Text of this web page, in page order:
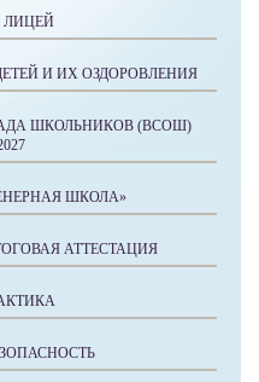
ЛИЦЕЙ
И ИХ ОЗДОРОВЛЕНИЯ
ШКОЛЬНИКОВ (ВСОШ)
ШКОЛА»
АТТЕСТАЦИЯ